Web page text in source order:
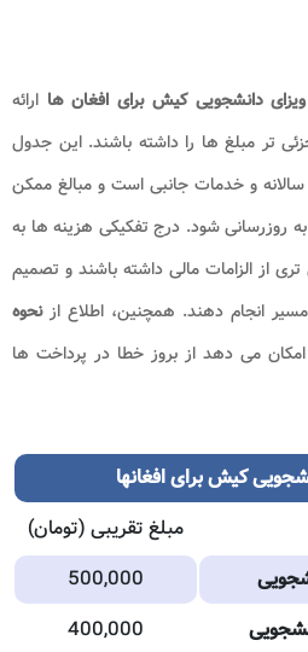
دانشجویی کیش برای افغان ها ارائه
تر مبلغ ها را داشته باشند. این جدول
سالانه و خدمات جانبی است و مبالغ ممکن
روزرسانی شود. درج تفکیکی هزینه ها به
از الزامات مالی داشته باشند و تصمیم
انجام دهند. همچنین، اطلاع ازنحوه
می دهد از بروز خطا در پرداخت ها
کیش برای افغانها
مبلغ تقریبی (تومان)
500,000
400,000